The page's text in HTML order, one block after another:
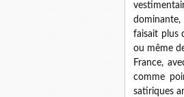
faisait plus
ou même
France,
comme
satiriques